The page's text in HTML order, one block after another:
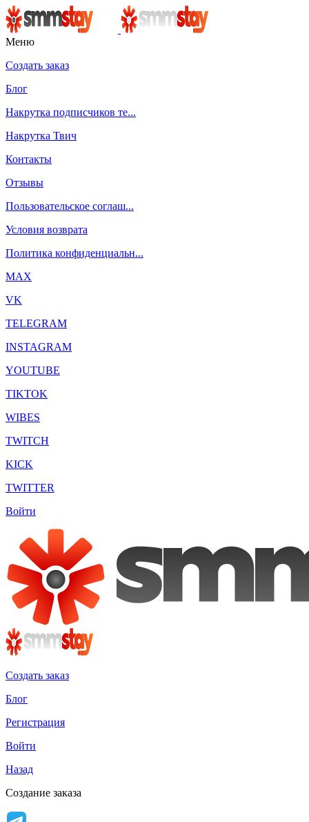
Меню
Создать заказ
Блог
Накрутка подписчиков те...
Накрутка Твич
Контакты
Отзывы
Пользовательское соглаш...
Условия возврата
Политика конфиденциальн...
MAX
VK
TELEGRAM
INSTAGRAM
YOUTUBE
TIKTOK
WIBES
TWITCH
KICK
TWITTER
Войти
Создать заказ
Блог
Регистрация
Войти
Назад
Создание заказа